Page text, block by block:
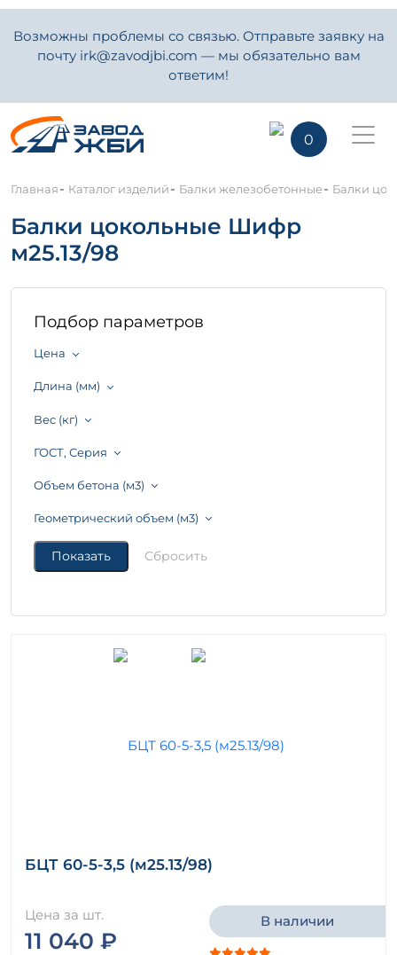
Возможны проблемы со связью. Отправьте заявку на
почту irk@zavodjbi.com — мы обязательно вам
ответим!
0
Главная- Каталог изделий- Балки железобетонные- Балки
Балки цокольные Шифр
м25.13/98
Подбор параметров
Цена
Длина (мм)
Вес (кг)
ГОСТ, Серия
Объем бетона (м3)
Геометрический объем (м3)
БЦТ 60-5-3,5 (м25.13/98)
Цена за шт.
11 040 ₽
В наличии